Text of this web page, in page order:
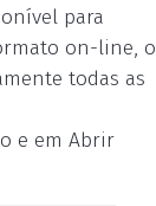
para
on-line, o
todas as
e em Abrir